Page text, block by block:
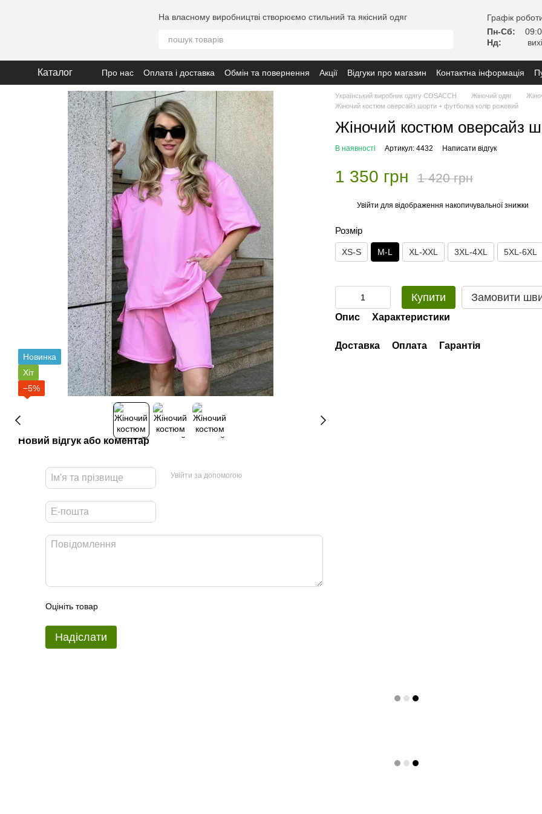
На власному виробництві створюємо стильний та якісний одяг
Графік
Пн-Сб:
Нд:
Каталог Про нас Оплата і доставка Обмін та повернення Акції Відгуки про магазин Контактна інформація
Політика конфіденційності
Допомога з замовленням
Новинка
Хіт
−5%
Новий відгук або коментар
Увійти за допомогою
Оцініть товар
Надіслати
Український виробник одягу COSACCH Жіночий одяг
Жіночий костюм оверсайз шорти + футболка колір рожевий
Жіночий костюм оверсайз
В наявності Артикул: 4432 Написати відгук
1 350 грн 1 420 грн
Увійти для відображення накопичувальної знижки
Розмір
XS-S M-L XL-XXL 3XL-4XL 5XL-6XL
Купити Замовити
Опис Характеристики
Доставка Оплата Гарантія